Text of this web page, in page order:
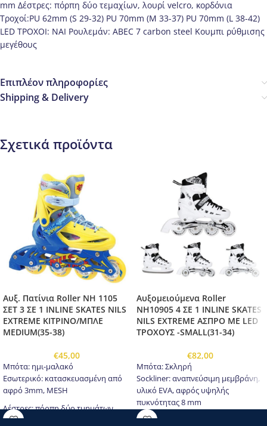
mm Δέστρες: πόρπη δύο τεμαχίων, λουρί velcro, κορδόνια
Τροχοί:PU 62mm (S 29-32) PU 70mm (M 33-37) PU 70mm (L 38-42)
LED ΤΡΟΧΟΙ: NAI Ρουλεμάν: ABEC 7 carbon steel Κουμπι ρύθμισης
μεγέθους
Επιπλέον πληροφορίες
Shipping & Delivery
Σχετικά προϊόντα
Αυξ. Πατίνια Roller NH 1105
ΣΕΤ 3 ΣΕ 1 INLINE SKATES NILS
EXTREME ΚΙΤΡΙΝΟ/ΜΠΛΕ
MEDIUM(35-38)
€45,00
Μπότα: ημι-μαλακό
Εσωτερικό: κατασκευασμένη από
αφρό 3mm, MESH
Δέστρες: πόρπη δύο τμημάτων,
ιμάντα velcro, δέσιμο/κορδόνια
Αυξομειούμενα Roller
NH10905 4 ΣΕ 1 INLINE SKATES
NILS EXTREME ΑΣΠΡΟ ΜΕ LED
ΤΡΟΧΟΥΣ -SMALL(31-34)
€82,00
Μπότα: Σκληρή
Sockliner: αναπνεύσιμη μεμβράνη,
υλικό EVA, αφρός υψηλής
πυκνότητας 8 mm
Δέστρες: πόρπη δύο τεμαχίων,